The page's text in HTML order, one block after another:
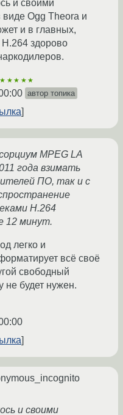
и своими
Ogg Theora и
и в главных,
здорово
★★★★★
автор топика
MPEG LA
года взимать
ПО, так и с
H.264
12 минут.
легко и
всё своё
свободный
не будет нужен.
и своими